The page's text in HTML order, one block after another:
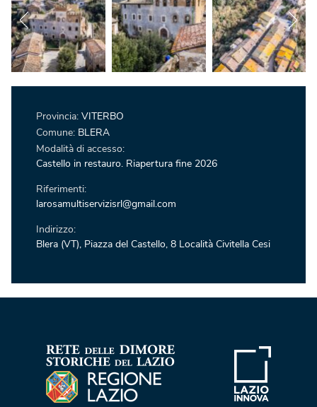
Provincia: VITERBO
Comune: BLERA
Modalità di accesso:
Castello in restauro. Riapertura fine 2026
Riferimenti:
larosamultiservizisrl@gmail.com
Indirizzo:
Blera (VT), Piazza del Castello, 8 Località Civitella Cesi